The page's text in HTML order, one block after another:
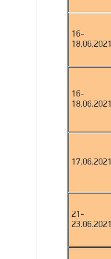
16-
18.06.2021
16-
18.06.2021
17.06.2021
21-
23.06.2021